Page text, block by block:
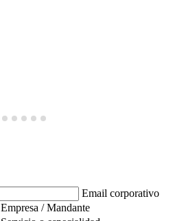
Email corporativo
Empresa / Mandante